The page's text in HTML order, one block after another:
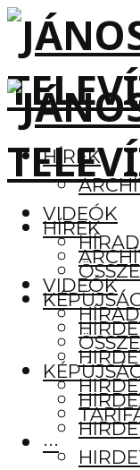
HÍREK
VIDEÓK
···
HÍREK
VIDEÓK